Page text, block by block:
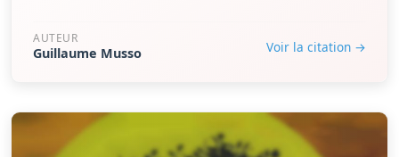
AUTEUR
Guillaume Musso Voir la citation →